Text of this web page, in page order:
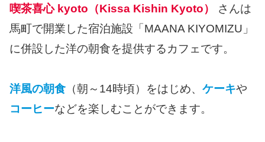
喫茶喜心 kyoto（Kissa Kishin Kyoto）
さんは
馬町で開業した宿泊施設「MAANA KIYOMIZU」
に併設した洋の朝食を提供するカフェです。
洋風の朝食 （朝～14時頃）をはじめ、 ケーキや
コーヒーなどを楽しむことができます。